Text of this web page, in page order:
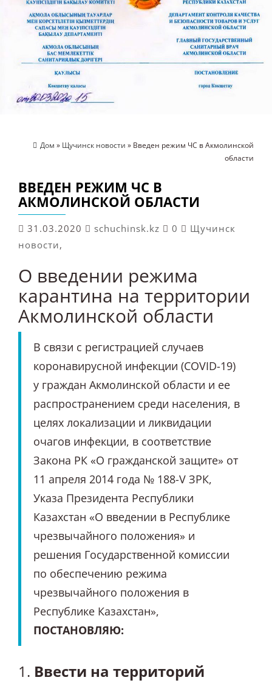
Дом » Щучинск новости » Введен режим ЧС в Акмолинской
области
ВВЕДЕН РЕЖИМ ЧС В
АКМОЛИНСКОЙ ОБЛАСТИ
31.03.2020 schuchinsk.kz 0
Щучинск
новости,
О введении режима
карантина на территории
Акмолинской области
В связи с регистрацией случаев
коронавирусной инфекции (COVID-19)
у граждан Акмолинской области и ее
распространением среди населения, в
целях локализации и ликвидации
очагов инфекции, в соответствие
Закона РК «О гражданской защите» от
11 апреля 2014 года № 188-V ЗРК,
Указа Президента Республики
Казахстан «О введении в Республике
чрезвычайного положения» и
решения Государственной комиссии
по обеспечению режима
чрезвычайного положения в
Республике Казахстан»,
ПОСТАНОВЛЯЮ:
1. Ввести на территорий